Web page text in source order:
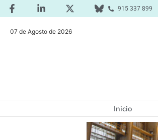
915 337 899
07 de Agosto de 2026
Inicio